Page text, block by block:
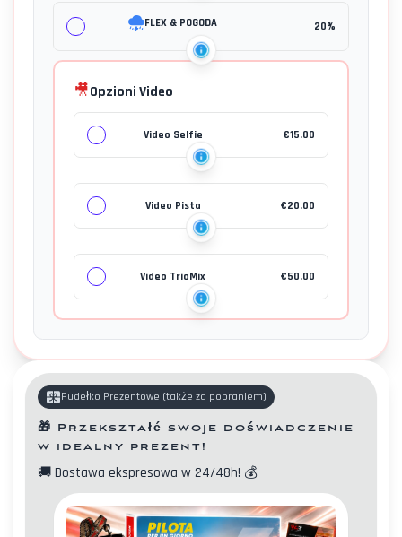
FLEX & POGODA 20%
🎥Opzioni Video
Video Selfie €15.00
Video Pista €20.00
Video TrioMix €50.00
Pudełko Prezentowe (także za pobraniem)
🎁 Przekształć swoje doświadczenie
w idealny prezent!
🚚 Dostawa ekspresowa w 24/48h! 💰